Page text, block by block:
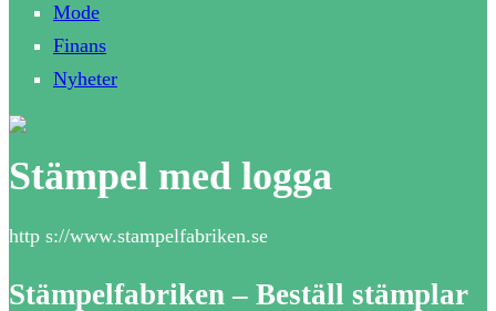
Mode
Finans
Nyheter
Stämpel med logga
http s://www.stampelfabriken.se
Stämpelfabriken – Beställ stämplar